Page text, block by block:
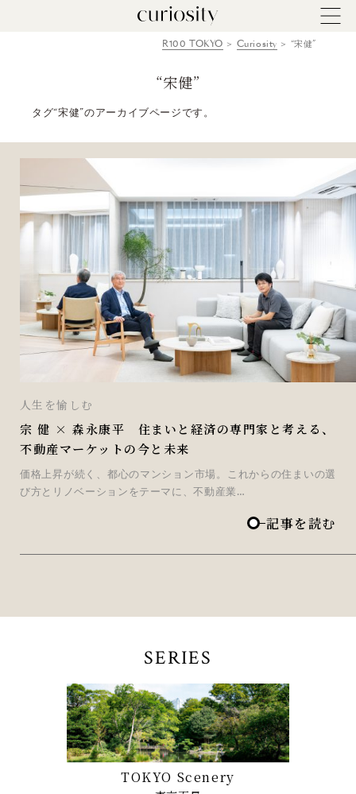
R100 TOKYO Curiosity “宋健”
“宋健”
タグ“宋健”のアーカイブページです。
人生を愉しむ
宗 健 × 森永康平 住まいと経済の専門家と考える、
不動産マーケットの今と未来
価格上昇が続く、都心のマンション市場。これからの住まいの選
び方とリノベーションをテーマに、不動産業…
記事を読む
SERIES
TOKYO Scenery